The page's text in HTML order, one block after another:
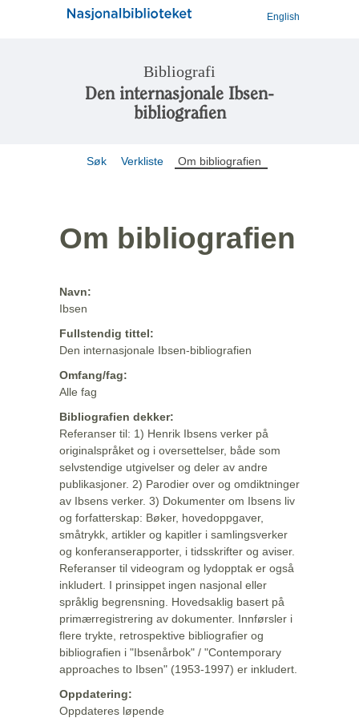
English
Bibliografi
Den internasjonale Ibsen-
bibliografien
Søk Verkliste Om bibliografien
Om bibliografien
Navn:
Ibsen
Fullstendig tittel:
Den internasjonale Ibsen-bibliografien
Omfang/fag:
Alle fag
Bibliografien dekker:
Referanser til: 1) Henrik Ibsens verker på
originalspråket og i oversettelser, både som
selvstendige utgivelser og deler av andre
publikasjoner. 2) Parodier over og omdiktninger
av Ibsens verker. 3) Dokumenter om Ibsens liv
og forfatterskap: Bøker, hovedoppgaver,
småtrykk, artikler og kapitler i samlingsverker
og konferanserapporter, i tidsskrifter og aviser.
Referanser til videogram og lydopptak er også
inkludert. I prinsippet ingen nasjonal eller
språklig begrensning. Hovedsaklig basert på
primærregistrering av dokumenter. Innførsler i
flere trykte, retrospektive bibliografier og
bibliografien i "Ibsenårbok" / "Contemporary
approaches to Ibsen" (1953-1997) er inkludert.
Oppdatering:
Oppdateres løpende